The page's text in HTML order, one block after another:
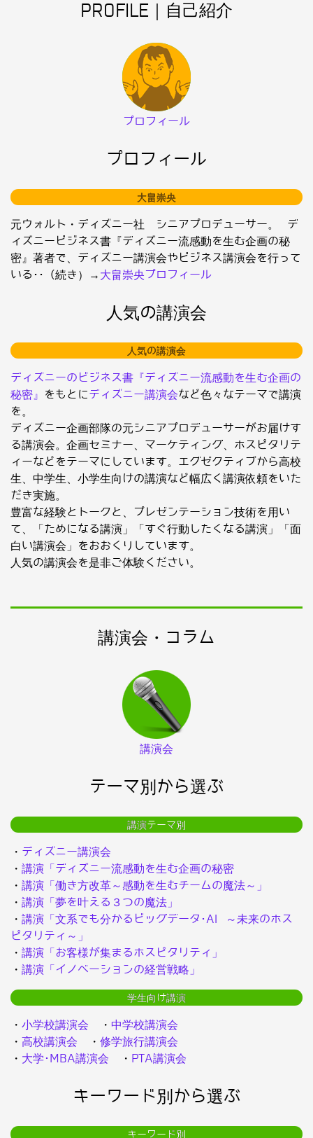
PROFILE｜自己紹介
プロフィール
プロフィール
大畠崇央
元ウォルト・ディズニー社 シニアプロデューサー。 デ
ィズニービジネス書『ディズニー流感動を生む企画の秘
密』著者で、ディズニー講演会やビジネス講演会を行って
いる･･（続き）→ 大畠崇央プロフィール
人気の講演会
人気の講演会
ディズニーのビジネス書『ディズニー流感動を生む企画の
秘密』
をもとにディズニー講演会など色々なテーマで講演
を。
ディズニー企画部隊の元シニアプロデューサーがお届けす
る講演会。企画セミナー、マーケティング、ホスピタリテ
ィーなどをテーマにしています。エグゼクティブから高校
生、中学生、小学生向けの講演など幅広く講演依頼をいた
だき実施。
豊富な経験とトークと、プレゼンテーション技術を用い
て、「ためになる講演」「すぐ行動したくなる講演」「面
白い講演会」をおおくりしています。
人気の講演会を是非ご体験ください。
講演会・コラム
講演会
テーマ別から選ぶ
講演テーマ別
・ ディズニー講演会
・ 講演「ディズニー流感動を生む企画の秘密
・ 講演「働き方改革～感動を生むチームの魔法～」
・ 講演「夢を叶える３つの魔法」
・ 講演「文系でも分かるビッグデータ･AI ～未来のホス
ピタリティ～」
・ 講演「お客様が集まるホスピタリティ」
・ 講演「イノベーションの経営戦略」
学生向け講演
・ 小学校講演会 ・ 中学校講演会
・ 高校講演会 ・ 修学旅行講演会
・ 大学･MBA講演会 ・ PTA講演会
キーワード別から選ぶ
キーワード別